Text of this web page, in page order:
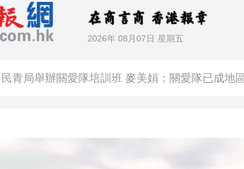
2026年 08月07日 星期五
民青局舉辦關愛隊培訓班 麥美娟：關愛隊已成地